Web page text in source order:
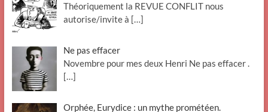
Théoriquement la REVUE CONFLIT nous
autorise/invite à […]
Ne pas effacer
Novembre pour mes deux Henri Ne pas effacer .
[…]
Orphée, Eurydice : un mythe prométéen.